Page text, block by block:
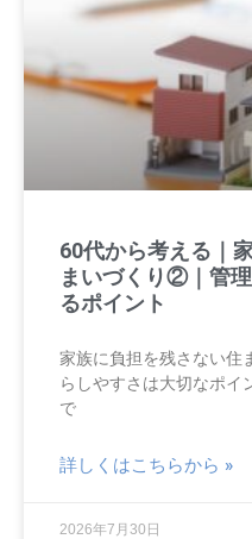
60代から考える｜
まいづくり②｜管
るポイント
家族に負担を残さない住
らしやすさは大切なポイ
で
詳しくはこちらから »
2026年7月30日